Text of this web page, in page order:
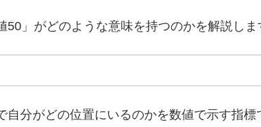
50」がどのような意味を持つのかを解説しま
自分がどの位置にいるのかを数値で示す指